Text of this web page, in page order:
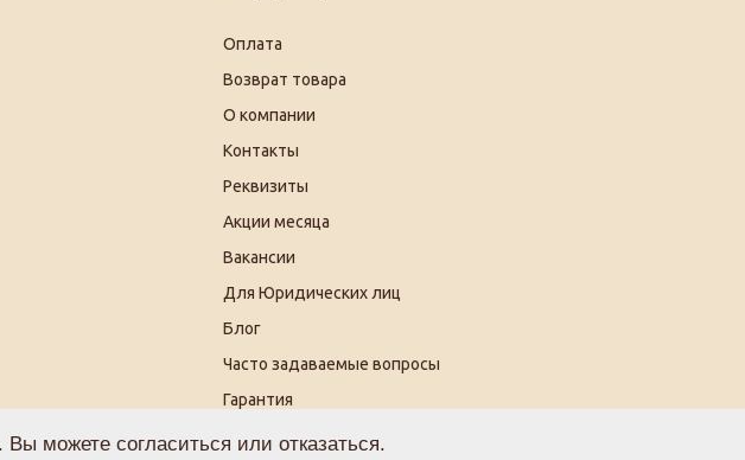
Оплата
Возврат товара
О компании
Контакты
Реквизиты
Акции месяца
Вакансии
Для Юридических лиц
Блог
Часто задаваемые вопросы
Гарантия
Видеогалерея
можете согласиться или отказаться.